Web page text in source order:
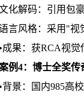
化解码：引用包
言风格：采用"视
•成果：获RCA视
例4：博士全奖传
•背景：国内985高